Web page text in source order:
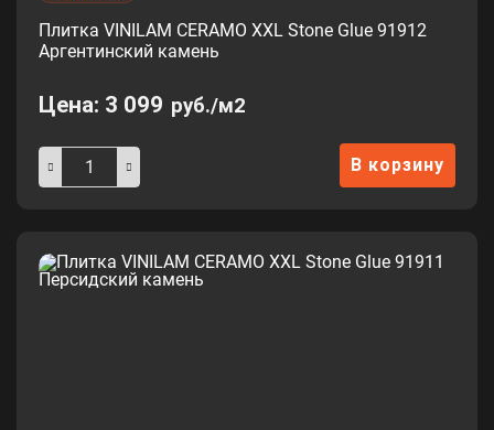
Плитка VINILAM CERAMO XXL Stone Glue 91912
Аргентинский камень
Цена: 3 099 руб./м2
В корзину